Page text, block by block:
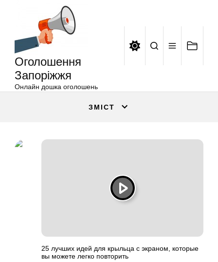
Оголошення
Запоріжжя
Онлайн дошка оголошень
ЗМІСТ
25 лучших идей для крыльца с экраном, которые
вы можете легко повторить